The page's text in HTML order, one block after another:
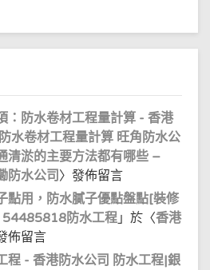
：防水卷材工程量計算 - 香港
水卷材工程量計算 旺角防水公
清淤的主要方法都有哪些 –
防水公司 〉發佈留言
點用，防水膩子優點盤點[裝修
54485818防水工程 」於〈香港
佈留言
程 - 香港防水公司 防水工程|銀